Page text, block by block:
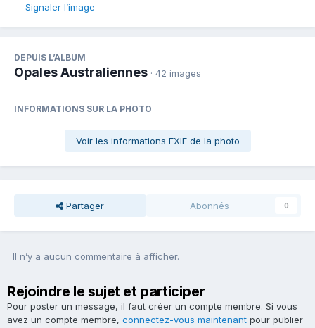
Signaler l’image
DEPUIS L’ALBUM
Opales Australiennes · 42 images
INFORMATIONS SUR LA PHOTO
Voir les informations EXIF de la photo
Partager Abonnés 0
Il n’y a aucun commentaire à afficher.
Rejoindre le sujet et participer
Pour poster un message, il faut créer un compte membre. Si vous
avez un compte membre, connectez-vous maintenant pour publier